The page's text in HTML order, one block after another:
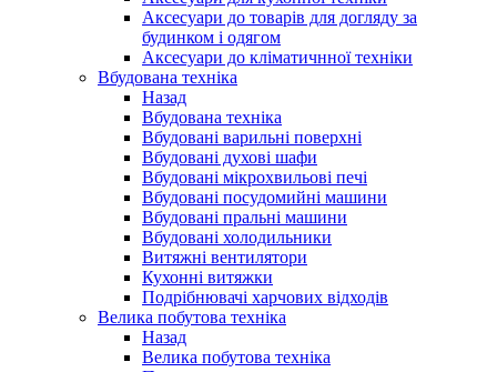
Аксесуари до товарів для догляду за
будинком і одягом
Аксесуари до кліматичнної техніки
Вбудована техніка
Назад
Вбудована техніка
Вбудовані варильні поверхні
Вбудовані духові шафи
Вбудовані мікрохвильові печі
Вбудовані посудомийні машини
Вбудовані пральні машини
Вбудовані холодильники
Витяжні вентилятори
Кухонні витяжки
Подрібнювачі харчових відходів
Велика побутова техніка
Назад
Велика побутова техніка